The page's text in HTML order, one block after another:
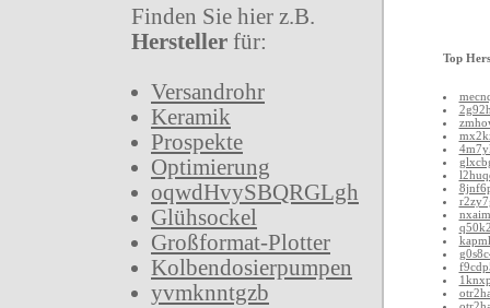
Finden Sie hier z.B.
Hersteller für:
Versandrohr
Keramik
Prospekte
Optimierung
oqwdHvySBQRGLgh
Glühsockel
Großformat-Plotter
Kolbendosierpumpen
yvmknntgzb
Top